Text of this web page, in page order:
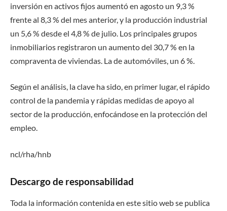
inversión en activos fijos aumentó en agosto un 9,3 %
frente al 8,3 % del mes anterior, y la producción industrial
un 5,6 % desde el 4,8 % de julio. Los principales grupos
inmobiliarios registraron un aumento del 30,7 % en la
compraventa de viviendas. La de automóviles, un 6 %.
Según el análisis, la clave ha sido, en primer lugar, el rápido
control de la pandemia y rápidas medidas de apoyo al
sector de la producción, enfocándose en la protección del
empleo.
ncl/rha/hnb
Descargo de responsabilidad
Toda la información contenida en este sitio web se publica